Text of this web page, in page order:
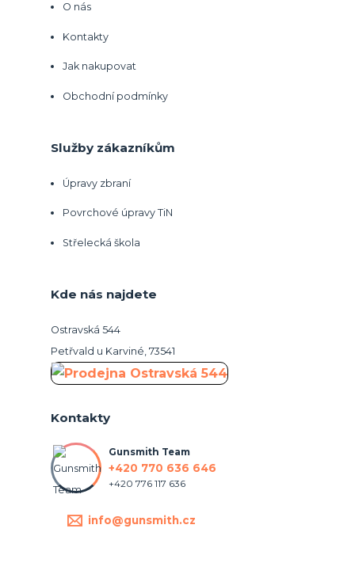
O nás
Kontakty
Jak nakupovat
Obchodní podmínky
Služby zákazníkům
Úpravy zbraní
Povrchové úpravy TiN
Střelecká škola
Kde nás najdete
Ostravská 544
Petřvald u Karviné, 73541
Kontakty
Gunsmith Team
+420 770 636 646
+420 776 117 636
info@gunsmith.cz